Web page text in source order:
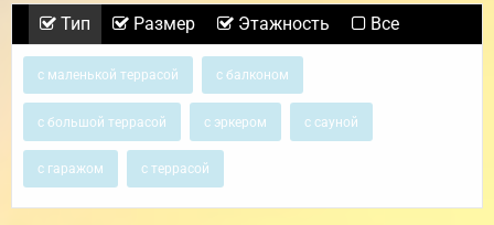
Тип Размер Этажность Все
с маленькой террасой с балконом
с большой террасой с эркером с сауной
с гаражом с террасой